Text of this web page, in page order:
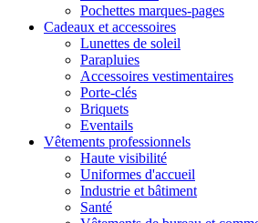
Pochettes marques-pages
Cadeaux et accessoires
Lunettes de soleil
Parapluies
Accessoires vestimentaires
Porte-clés
Briquets
Eventails
Vêtements professionnels
Haute visibilité
Uniformes d'accueil
Industrie et bâtiment
Santé